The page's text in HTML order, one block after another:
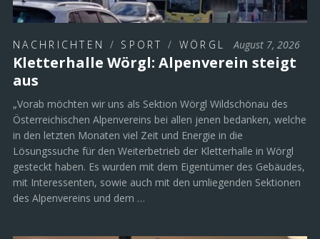
NACHRICHTEN / SPORT / WÖRGL August 7, 2026
Kletterhalle Wörgl: Alpenverein steigt
aus
„Vorab möchten wir uns als Sektion Wörgl Wildschönau des
Österreichischen Alpenvereins bei allen jenen bedanken, welche
in den letzten Monaten viel Zeit und Energie in die
Lösungssuche für den Weiterbetrieb der Kletterhalle in Wörgl
gesteckt haben. Es wurden mit dem Eigentümer des Gebäudes,
mit Interessenten, sowie auch mit den umliegenden Sektionen
des Alpenvereins und dem …